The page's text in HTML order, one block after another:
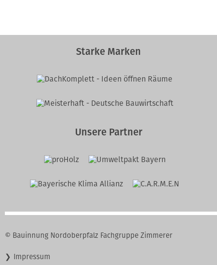
Starke Marken
Unsere Partner
© Bauinnung Nordoberpfalz Fachgruppe Zimmerer
Navigation
Impressum